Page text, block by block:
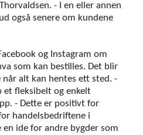
- I en eller annen
også senere om kundene
og Instagram om
som kan bestilles. Det blir
alt kan hentes ett sted. -
et fleksibelt og enkelt
- Dette er positivt for
handelsbedriftene i
ide for andre bygder som